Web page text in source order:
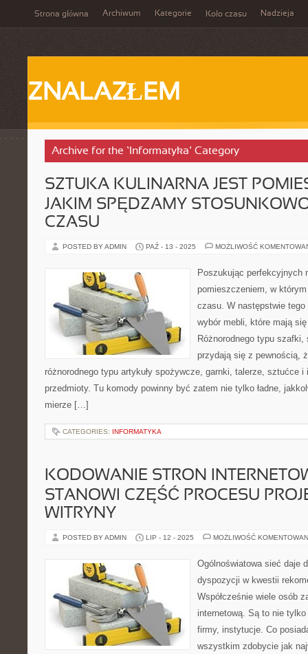
Strona główna Archiwum Kategorie Koło czasu Nadzieja
ZNALAZŁEM
Archive for the ‘Informatyka’ Category
SZTUKA KULINARNA JEST
JAKIM SPĘDZAMY
CZASU
POSTED BY ADMIN PAŹ - 13 - 2025 MOŻLIWOŚĆ
Poszukując perfekcyjnych
pomieszczeniem, w
czasu. W następstwie
wybór mebli, które mają
Różnorodnego typu
przydają się z pewnością,
różnorodnego typu artykuły spożywcze, garnki, talerze, sztućce i
przedmioty. Tu komody powinny być zatem nie tylko ładne,
mierze […]
CATEGORIES: INFORMATYKA
KODOWANIE STRON
STANOWI CZĘŚĆ PROCESU
WITRYNY
POSTED BY ADMIN LIP - 12 - 2025 MOŻLIWOŚĆ
Ogólnoświatowa sieć daje
dyspozycji w kwestii
Współcześnie wiele osób
internetową. Są to nie
firmy, instytucje. Co
wszystkim zdobycie jak